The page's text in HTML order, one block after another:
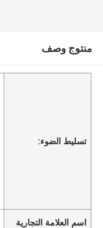
منتوج وصف
تسليط الضوء:
اسم العلامة التجارية